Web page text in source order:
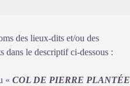
des lieux-dits et/ou des
dans le descriptif ci-dessous :
« COL DE PIERRE PLANTÉE